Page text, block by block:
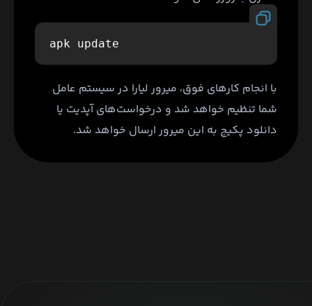
با انجام کارهای فوق، میرور لیارا در سیستم عامل
شما تنظیم خواهد شد و درخواست‌های آپدیت یا
دانلود پکیج به این میرور ارسال خواهد شد.